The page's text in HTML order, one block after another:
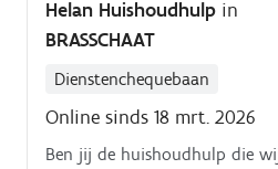
Helan Huishoudhulp in
BRASSCHAAT
Dienstenchequebaan
Online sinds 18 mrt. 2026
Ben jij de huishoudhulp die